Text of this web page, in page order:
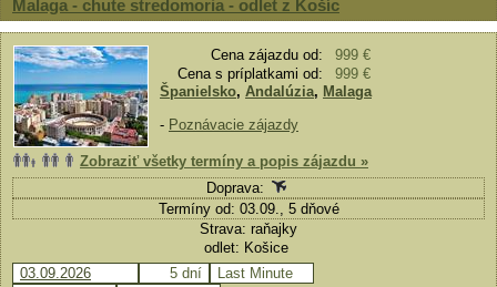
Malaga - chute stredomoria - odlet z Košíc
Cena zájazdu od:
999 €
Cena s príplatkami od:
999 €
Španielsko, Andalúzia, Malaga
- Poznávacie zájazdy
Zobraziť všetky termíny a popis zájazdu »
Doprava:
Termíny od: 03.09., 5 dňové
Strava: raňajky
odlet: Košice
03.09.2026
5 dní
Last Minute